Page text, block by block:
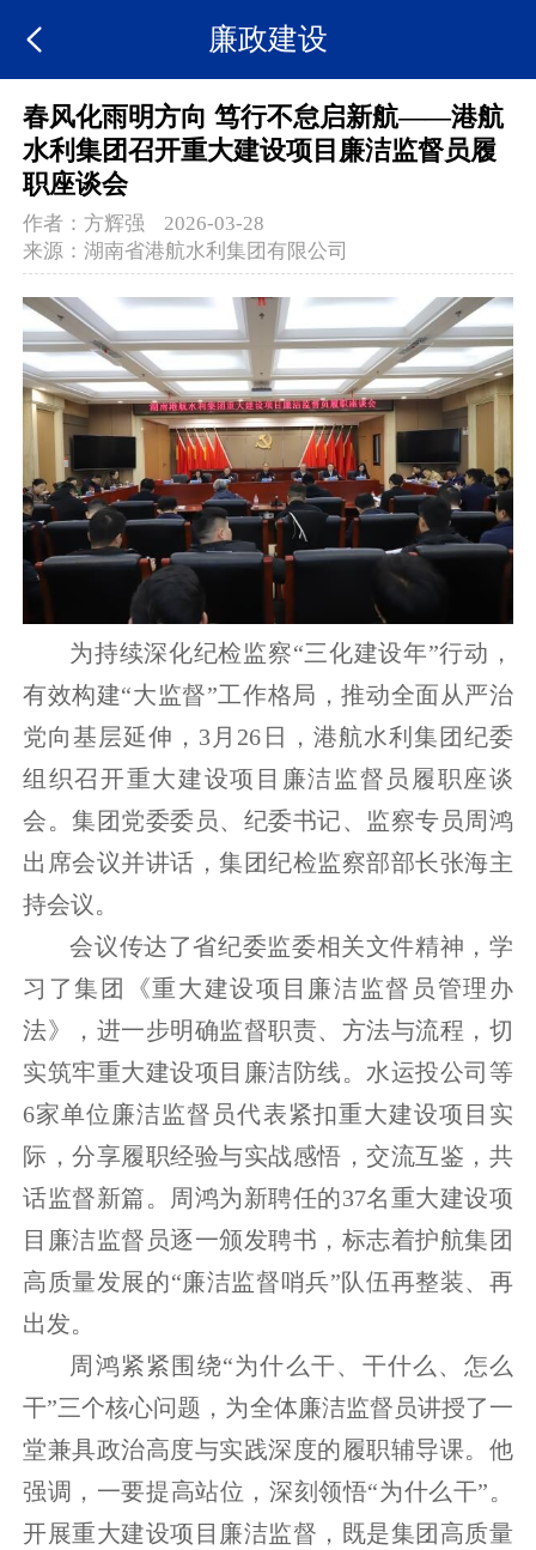
廉政建设
春风化雨明方向 笃行不怠启新航——港航
水利集团召开重大建设项目廉洁监督员履
职座谈会
作者：方辉强
2026-03-28
来源：湖南省港航水利集团有限公司
为持续深化纪检监察“三化建设年”行动，
有效构建“大监督”工作格局，推动全面从严治
党向基层延伸，3月26日，港航水利集团纪委
组织召开重大建设项目廉洁监督员履职座谈
会。集团党委委员、纪委书记、监察专员周鸿
出席会议并讲话，集团纪检监察部部长张海主
持会议。
会议传达了省纪委监委相关文件精神，学
习了集团《重大建设项目廉洁监督员管理办
法》，进一步明确监督职责、方法与流程，切
实筑牢重大建设项目廉洁防线。水运投公司等
6家单位廉洁监督员代表紧扣重大建设项目实
际，分享履职经验与实战感悟，交流互鉴，共
话监督新篇。周鸿为新聘任的37名重大建设项
目廉洁监督员逐一颁发聘书，标志着护航集团
高质量发展的“廉洁监督哨兵”队伍再整装、再
出发。
周鸿紧紧围绕“为什么干、干什么、怎么
干”三个核心问题，为全体廉洁监督员讲授了一
堂兼具政治高度与实践深度的履职辅导课。他
强调，一要提高站位，深刻领悟“为什么干”。
开展重大建设项目廉洁监督，既是集团高质量